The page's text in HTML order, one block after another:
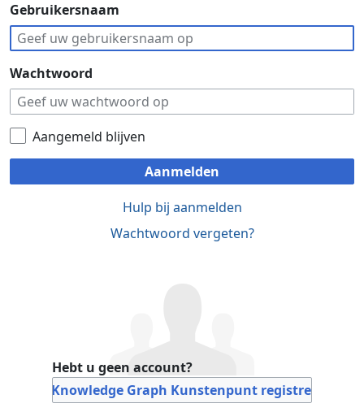
Ga naar:navigatie,
Gebruikersnaam
Wachtwoord
Aangemeld blijven
Aanmelden
Hulp bij aanmelden
Wachtwoord vergeten?
Hebt u geen account?
Bij Knowledge Graph Kunstenpunt registreren